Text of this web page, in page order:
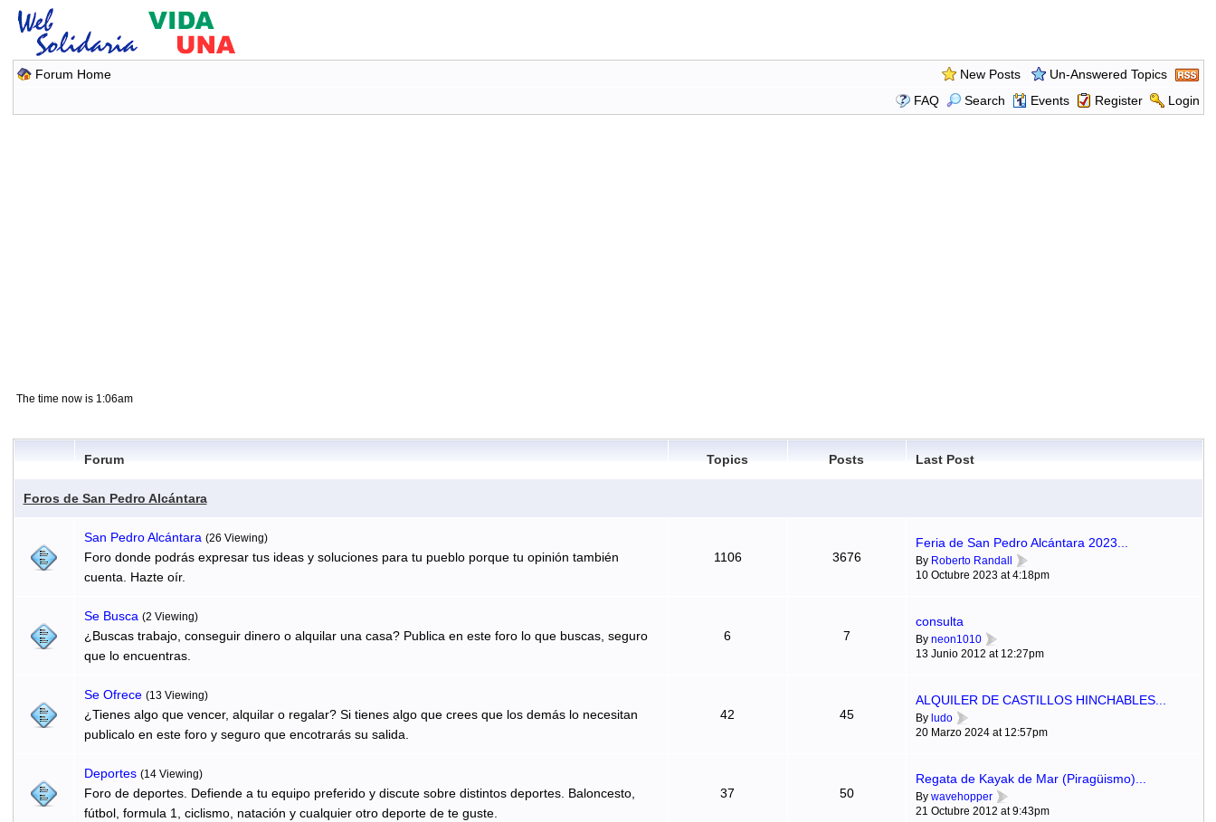
Forum Home New Posts
Un-Answered Topics
FAQ
Search Events Register Login
The time now is 1:06am
Forum Topics Posts Last Post
Foros de San Pedro Alcántara
San Pedro Alcántara (26 Viewing)
Foro donde podrás expresar tus ideas y soluciones para tu pueblo porque tu opinión también
cuenta. Hazte oír.
1106 3676
Feria de San Pedro Alcántara 2023...
By Roberto Randall
10 Octubre 2023 at 4:18pm
Se Busca (2 Viewing)
¿Buscas trabajo, conseguir dinero o alquilar una casa? Publica en este foro lo que buscas, seguro
que lo encuentras.
6 7
consulta
By neon1010
13 Junio 2012 at 12:27pm
Se Ofrece (13 Viewing)
¿Tienes algo que vencer, alquilar o regalar? Si tienes algo que crees que los demás lo necesitan
publicalo en este foro y seguro que encotrarás su salida.
42 45
ALQUILER DE CASTILLOS HINCHABLES...
By ludo
20 Marzo 2024 at 12:57pm
Deportes (14 Viewing)
Foro de deportes. Defiende a tu equipo preferido y discute sobre distintos deportes. Baloncesto,
fútbol, formula 1, ciclismo, natación y cualquier otro deporte de te guste.
37 50
Regata de Kayak de Mar (Piragüismo)...
By wavehopper
21 Octubre 2012 at 9:43pm